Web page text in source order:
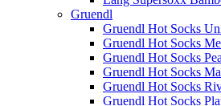
Gruendl
Gruendl Hot Socks
Gruendl Hot Socks
Gruendl Hot Socks
Gruendl Hot Socks
Gruendl Hot Socks
Gruendl Hot Socks